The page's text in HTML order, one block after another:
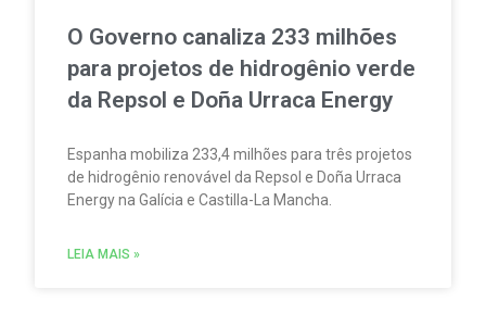
O Governo canaliza 233 milhões
para projetos de hidrogênio verde
da Repsol e Doña Urraca Energy
Espanha mobiliza 233,4 milhões para três projetos
de hidrogênio renovável da Repsol e Doña Urraca
Energy na Galícia e Castilla-La Mancha.
LEIA MAIS »